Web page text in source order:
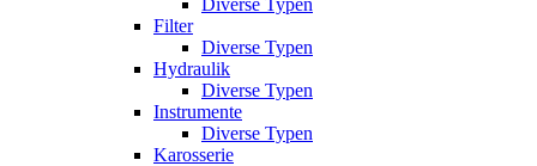
Diverse Typen
Filter
Diverse Typen
Hydraulik
Diverse Typen
Instrumente
Diverse Typen
Karosserie